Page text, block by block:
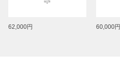
62,000円 60,000円